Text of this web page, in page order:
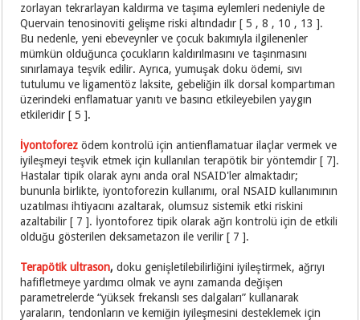
zorlayan tekrarlayan kaldırma ve taşıma eylemleri nedeniyle de
Quervain tenosinoviti gelişme riski altındadır [ 5 , 8 , 10 , 13 ].
Bu nedenle, yeni ebeveynler ve çocuk bakımıyla ilgilenenler
mümkün olduğunca çocukların kaldırılmasını ve taşınmasını
sınırlamaya teşvik edilir. Ayrıca, yumuşak doku ödemi, sıvı
tutulumu ve ligamentöz laksite, gebeliğin ilk dorsal kompartıman
üzerindeki enflamatuar yanıtı ve basıncı etkileyebilen yaygın
etkileridir [ 5 ].
İyontoforezödem kontrolü için antienflamatuar ilaçlar vermek ve
iyileşmeyi teşvik etmek için kullanılan terapötik bir yöntemdir [ 7].
Hastalar tipik olarak aynı anda oral NSAID'ler almaktadır;
bununla birlikte, iyontoforezin kullanımı, oral NSAID kullanımının
uzatılması ihtiyacını azaltarak, olumsuz sistemik etki riskini
azaltabilir [ 7 ]. İyontoforez tipik olarak ağrı kontrolü için de etkili
olduğu gösterilen deksametazon ile verilir [ 7 ].
Terapötik ultrason,doku genişletilebilirliğini iyileştirmek, ağrıyı
hafifletmeye yardımcı olmak ve aynı zamanda değişen
parametrelerde “yüksek frekanslı ses dalgaları” kullanarak
yaraların, tendonların ve kemiğin iyileşmesini desteklemek için